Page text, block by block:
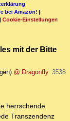
bei Amazon! |
| Cookie-Einstellungen
mit der Bitte
@ Dragonfly 3538
herrschende
Transzendenz